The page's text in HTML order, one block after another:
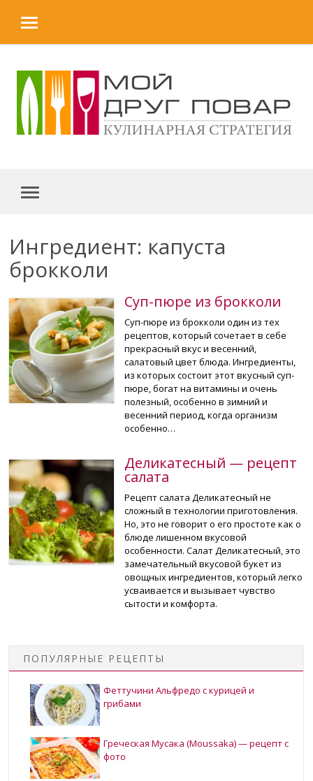
MENU
MENU
Ингредиент: капуста
брокколи
Суп-пюре из брокколи
Суп-пюре из брокколи один из тех
рецептов, который сочетает в себе
прекрасный вкус и весенний,
салатовый цвет блюда. Ингредиенты,
из которых состоит этот вкусный суп-
пюре, богат на витамины и очень
полезный, особенно в зимний и
весенний период, когда организм
особенно…
Деликатесный — рецепт
салата
Рецепт салата Деликатесный не
сложный в технологии приготовления.
Но, это не говорит о его простоте как о
блюде лишенном вкусовой
особенности. Салат Деликатесный, это
замечательный вкусовой букет из
овощных ингредиентов, который легко
усваивается и вызывает чувство
сытости и комфорта.
ПОПУЛЯРНЫЕ РЕЦЕПТЫ
Феттучини Альфредо с курицей и
грибами
Греческая Мусака (Moussaka) — рецепт с
фото